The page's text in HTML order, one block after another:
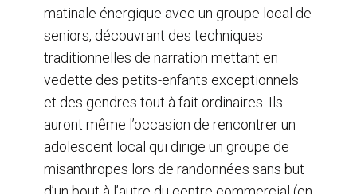
matinale énergique avec un groupe local de
seniors, découvrant des techniques
traditionnelles de narration mettant en
vedette des petits-enfants exceptionnels
et des gendres tout à fait ordinaires. Ils
auront même l’occasion de rencontrer un
adolescent local qui dirige un groupe de
misanthropes lors de randonnées sans but